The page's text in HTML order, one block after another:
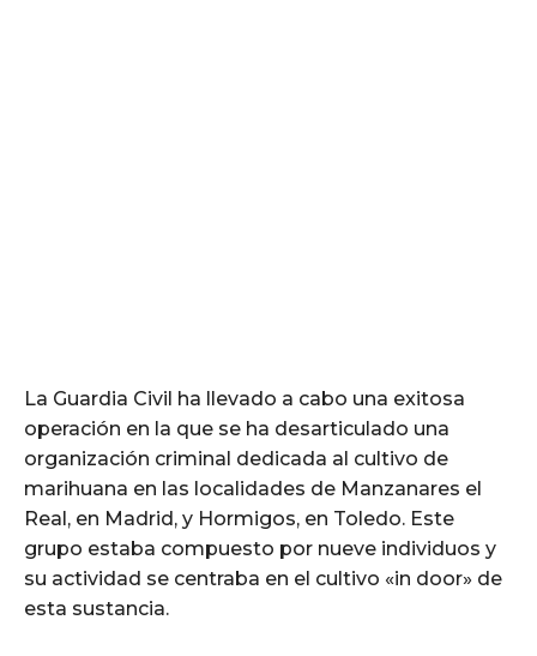
La Guardia Civil ha llevado a cabo una exitosa
operación en la que se ha desarticulado una
organización criminal dedicada al cultivo de
marihuana en las localidades de Manzanares el
Real, en Madrid, y Hormigos, en Toledo. Este
grupo estaba compuesto por nueve individuos y
su actividad se centraba en el cultivo «in door» de
esta sustancia.